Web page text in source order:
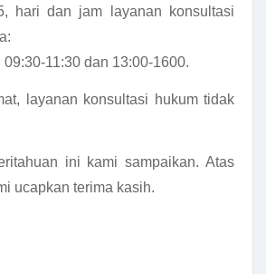
hari dan jam layanan konsultasi
11:30 dan 13:00-1600.
layanan konsultasi hukum tidak
ini kami sampaikan. Atas
ucapkan terima kasih.